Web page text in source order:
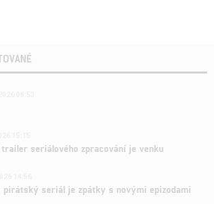
seriálového zpracování je venku
pirátský seriál je zpátky s novými epizodami